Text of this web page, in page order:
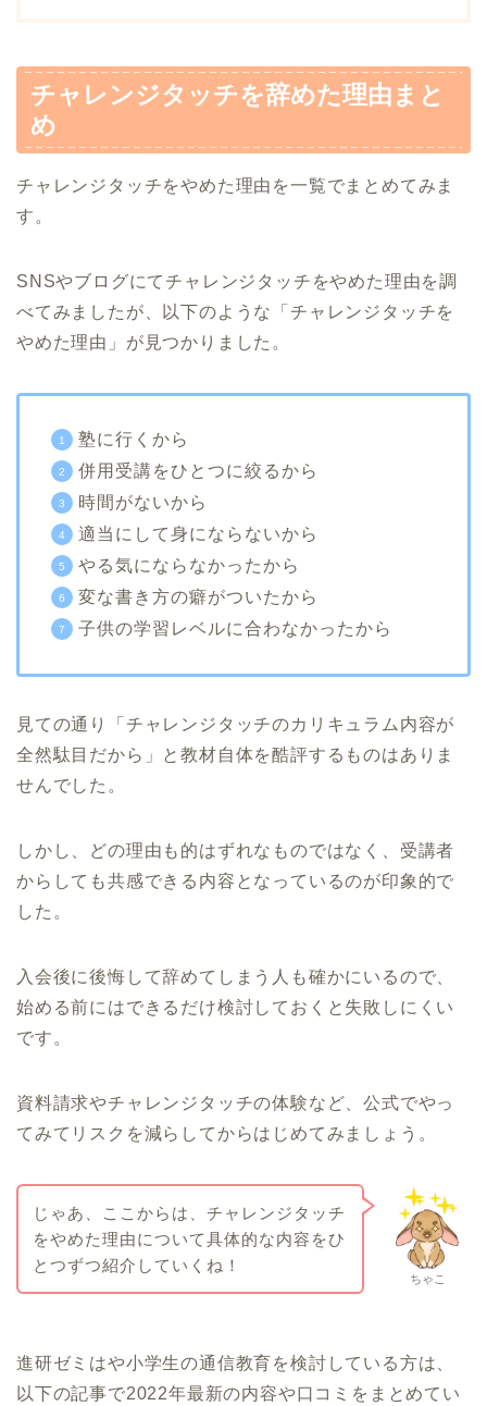
チャレンジタッチを辞めた理由まと
め
チャレンジタッチをやめた理由を一覧でまとめてみま
す。
SNSやブログにてチャレンジタッチをやめた理由を調
べてみましたが、以下のような「チャレンジタッチを
やめた理由」が見つかりました。
塾に行くから
併用受講をひとつに絞るから
時間がないから
適当にして身にならないから
やる気にならなかったから
変な書き方の癖がついたから
子供の学習レベルに合わなかったから
見ての通り「チャレンジタッチのカリキュラム内容が
全然駄目だから」と教材自体を酷評するものはありま
せんでした。
しかし、どの理由も的はずれなものではなく、受講者
からしても共感できる内容となっているのが印象的で
した。
入会後に後悔して辞めてしまう人も確かにいるので、
始める前にはできるだけ検討しておくと失敗しにくい
です。
資料請求やチャレンジタッチの体験など、公式でやっ
てみてリスクを減らしてからはじめてみましょう。
ちゃこ
じゃあ、ここからは、チャレンジタッチ
をやめた理由について具体的な内容をひ
とつずつ紹介していくね！
進研ゼミはや小学生の通信教育を検討している方は、
以下の記事で2022年最新の内容や口コミをまとめてい